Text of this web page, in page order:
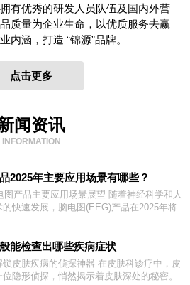
有优秀的研发人员队伍及国内外营
质量为企业生命，以优质服务去赢
内涵，打造 “锦源”品牌。
点击更多
闻资讯
INFORMATION
2025年主要应用场景有哪些？
图产品主要应用场景展望 随着神经科学和人
的快速发展，脑电图(EEG)产品在2025年将
能检查出哪些疾病症状
锁皮肤疾病的侦探神器 在皮肤科诊疗中，皮
隐形侦探，悄然揭示着皮肤深处的秘密。